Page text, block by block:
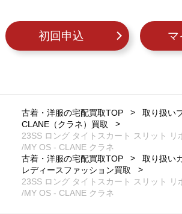
初回申込 マ
古着・洋服の宅配買取TOP
取り扱い
CLANE（クラネ）買取
23SS ロング タイトスカート スリット リ
/MY OS - CLANE クラネ
古着・洋服の宅配買取TOP
取り扱い
レディースファッション買取
23SS ロング タイトスカート スリット リ
/MY OS - CLANE クラネ